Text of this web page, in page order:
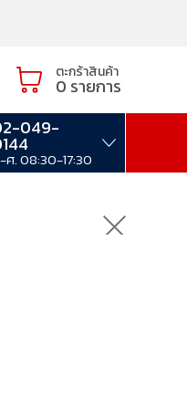
ตะกร้าสินค้า
0 รายการ
049-
ศ. 08:30-17:30